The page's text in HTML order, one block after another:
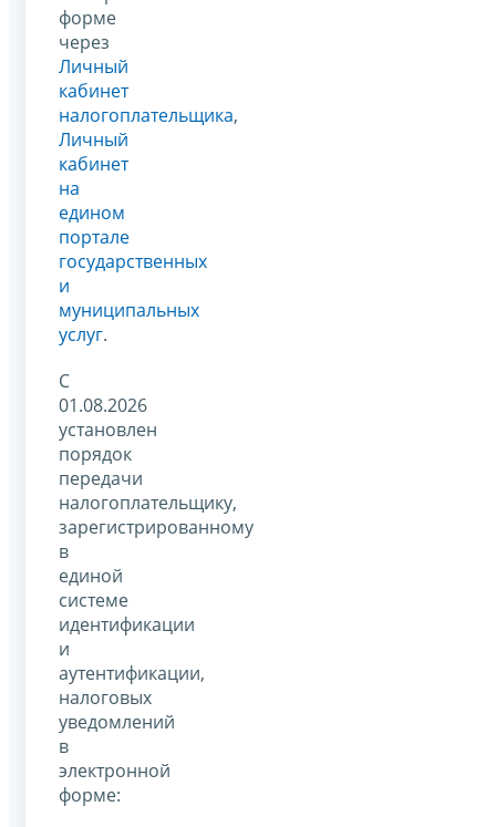
форме
через
Личный
кабинет
налогоплательщика,
Личный
кабинет
на
едином
портале
государственных
и
муниципальных
услуг.
С
01.08.2026
установлен
порядок
передачи
налогоплательщику,
зарегистрированному
в
единой
системе
идентификации
и
аутентификации,
налоговых
уведомлений
в
электронной
форме: